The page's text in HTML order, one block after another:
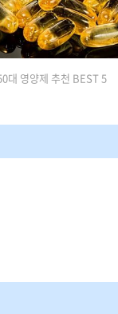
대 영양제 추천 BEST 5